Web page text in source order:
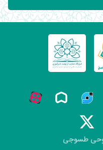
طسوجی